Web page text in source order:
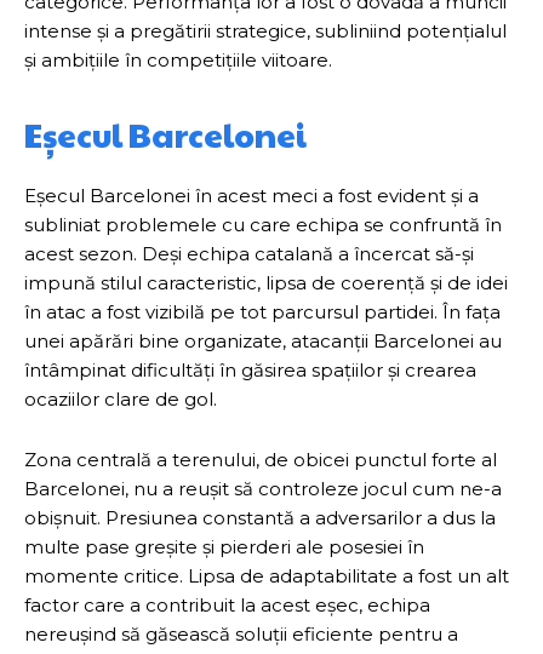
intense și a pregătirii strategice, subliniind potențialul
și ambițiile în competițiile viitoare.
Eșecul Barcelonei
Eșecul Barcelonei în acest meci a fost evident și a
subliniat problemele cu care echipa se confruntă în
acest sezon. Deși echipa catalană a încercat să-și
impună stilul caracteristic, lipsa de coerență și de idei
în atac a fost vizibilă pe tot parcursul partidei. În fața
unei apărări bine organizate, atacanții Barcelonei au
întâmpinat dificultăți în găsirea spațiilor și crearea
ocaziilor clare de gol.
Zona centrală a terenului, de obicei punctul forte al
Barcelonei, nu a reușit să controleze jocul cum ne-a
obișnuit. Presiunea constantă a adversarilor a dus la
multe pase greșite și pierderi ale posesiei în
momente critice. Lipsa de adaptabilitate a fost un alt
factor care a contribuit la acest eșec, echipa
nereușind să găsească soluții eficiente pentru a